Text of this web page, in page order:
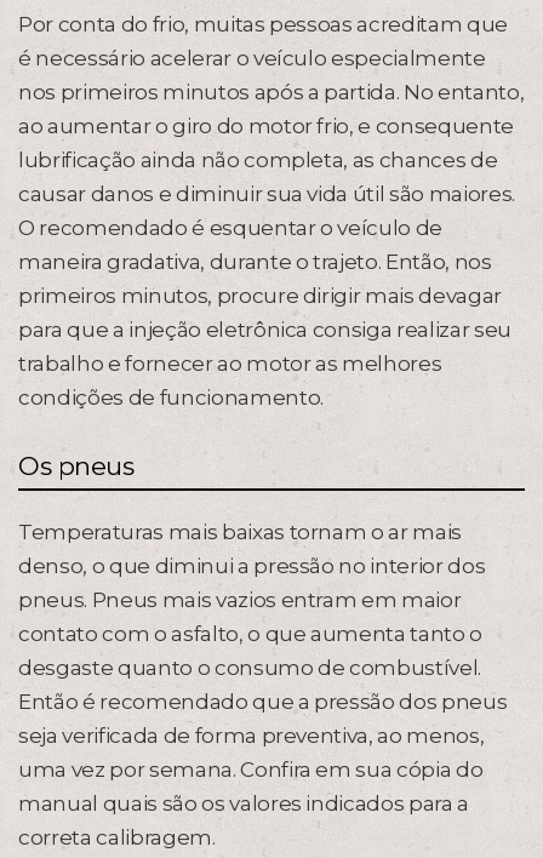
Por conta do frio, muitas pessoas acreditam que
é necessário acelerar o veículo especialmente
nos primeiros minutos após a partida. No entanto,
ao aumentar o giro do motor frio, e consequente
lubrificação ainda não completa, as chances de
causar danos e diminuir sua vida útil são maiores.
O recomendado é esquentar o veículo de
maneira gradativa, durante o trajeto. Então, nos
primeiros minutos, procure dirigir mais devagar
para que a injeção eletrônica consiga realizar seu
trabalho e fornecer ao motor as melhores
condições de funcionamento.
Os pneus
Temperaturas mais baixas tornam o ar mais
denso, o que diminui a pressão no interior dos
pneus. Pneus mais vazios entram em maior
contato com o asfalto, o que aumenta tanto o
desgaste quanto o consumo de combustível.
Então é recomendado que a pressão dos pneus
seja verificada de forma preventiva, ao menos,
uma vez por semana. Confira em sua cópia do
manual quais são os valores indicados para a
correta calibragem.